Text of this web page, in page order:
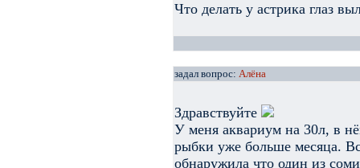
Что делать у астрика глаз
задал вопрос: Алёна
Здравствуйте
У меня аквариум на 30л, в
рыбки уже больше месяца.
обнаружила что один из